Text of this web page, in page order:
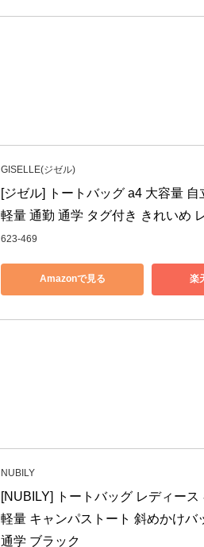
GISELLE(ジゼル)
[ジゼル] トートバッグ a4 大容量
軽量 通勤 通学 タグ付き きれいめ
623-469
Amazonで見る 楽
NUBILY
[NUBILY] トートバッグ レディー
軽量 キャンパストート 斜めかけバ
通学 ブラック